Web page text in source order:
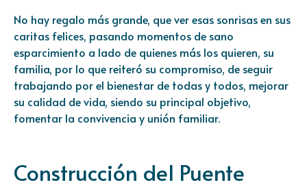
No hay regalo más grande, que ver esas sonrisas en sus
caritas felices, pasando momentos de sano
esparcimiento a lado de quienes más los quieren, su
familia, por lo que reiteró su compromiso, de seguir
trabajando por el bienestar de todas y todos, mejorar
su calidad de vida, siendo su principal objetivo,
fomentar la convivencia y unión familiar.
Construcción del Puente